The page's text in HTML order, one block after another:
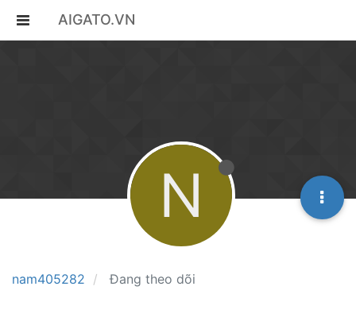
AIGATO.VN
nam405282 Đang theo dõi
N